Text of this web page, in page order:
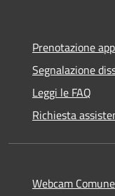
Prenotazione
Segnalazione
Leggi le FAQ
Richiesta
Webcam